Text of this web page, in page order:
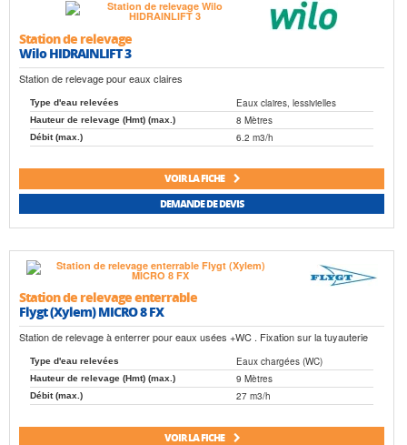
Station de relevage
Wilo HIDRAINLIFT 3
Station de relevage pour eaux claires
Type d'eau relevées Eaux claires, lessivielles
Hauteur de relevage (Hmt) (max.) 8 Mètres
Débit (max.) 6.2 m3/h
VOIR LA FICHE
DEMANDE DE DEVIS
Station de relevage enterrable
Flygt (Xylem) MICRO 8 FX
Station de relevage à enterrer pour eaux usées +WC . Fixation sur la tuyauterie
Type d'eau relevées Eaux chargées (WC)
Hauteur de relevage (Hmt) (max.) 9 Mètres
Débit (max.) 27 m3/h
VOIR LA FICHE